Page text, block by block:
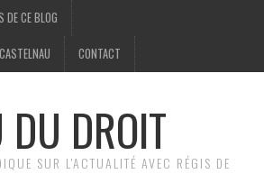
DE CE BLOG
CONTACT
DROIT
SUR L'ACTUALITÉ AVEC RÉGIS DE